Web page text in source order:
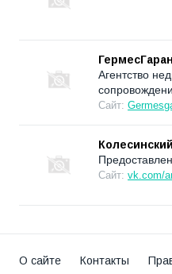
Агентство
Сайт:
Сайт: vk.com/
О сайте Контакты